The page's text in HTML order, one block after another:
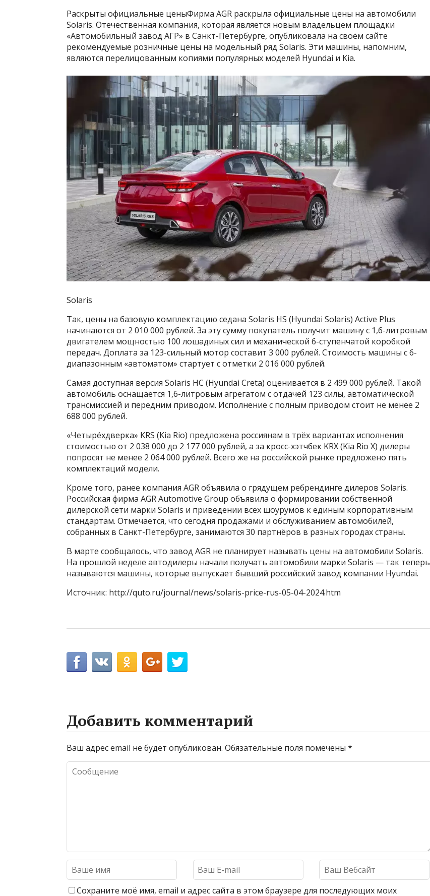
Раскрыты официальные ценыФирма AGR раскрыла официальные цены на автомобили
Solaris. Отечественная компания, которая является новым владельцем площадки
«Автомобильный завод АГР» в Санкт-Петербурге, опубликовала на своём сайте
рекомендуемые розничные цены на модельный ряд Solaris. Эти машины, напомним,
являются перелицованным копиями популярных моделей Hyundai и Kia.
Solaris
Так, цены на базовую комплектацию седана Solaris HS (Hyundai Solaris) Active Plus
начинаются от 2 010 000 рублей. За эту сумму покупатель получит машину с 1,6-литровым
двигателем мощностью 100 лошадиных сил и механической 6-ступенчатой коробкой
передач. Доплата за 123-сильный мотор составит 3 000 рублей. Стоимость машины с 6-
диапазонным «автоматом» стартует с отметки 2 016 000 рублей.
Самая доступная версия Solaris HC (Hyundai Creta) оценивается в 2 499 000 рублей. Такой
автомобиль оснащается 1,6-литровым агрегатом с отдачей 123 силы, автоматической
трансмиссией и передним приводом. Исполнение с полным приводом стоит не менее 2
688 000 рублей.
«Четырёхдверка» KRS (Kia Rio) предложена россиянам в трёх вариантах исполнения
стоимостью от 2 038 000 до 2 177 000 рублей, а за кросс-хэтчбек KRX (Kia Rio X) дилеры
попросят не менее 2 064 000 рублей. Всего же на российской рынке предложено пять
комплектаций модели.
Кроме того, ранее компания AGR объявила о грядущем ребрендинге дилеров Solaris.
Российская фирма AGR Automotive Group объявила о формировании собственной
дилерской сети марки Solaris и приведении всех шоурумов к единым корпоративным
стандартам. Отмечается, что сегодня продажами и обслуживанием автомобилей,
собранных в Санкт-Петербурге, занимаются 30 партнёров в разных городах страны.
В марте сообщалось, что завод AGR не планирует называть цены на автомобили Solaris.
На прошлой неделе автодилеры начали получать автомобили марки Solaris — так теперь
называются машины, которые выпускает бывший российский завод компании Hyundai.
Источник: http://quto.ru/journal/news/solaris-price-rus-05-04-2024.htm
Добавить комментарий
Ваш адрес email не будет опубликован. Обязательные поля помечены *
Сохраните моё имя, email и адрес сайта в этом браузере для последующих моих